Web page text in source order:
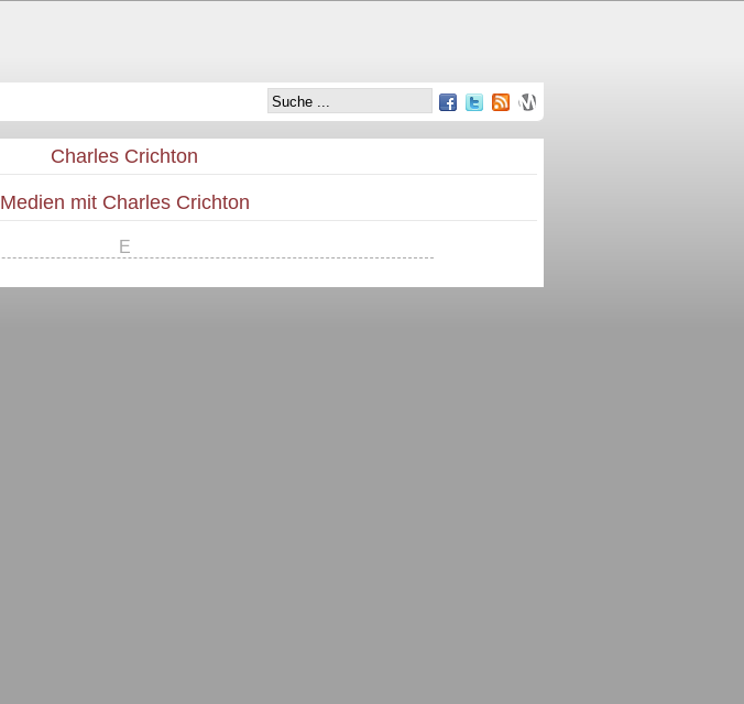
Charles Crichton
Medien mit Charles Crichton
E